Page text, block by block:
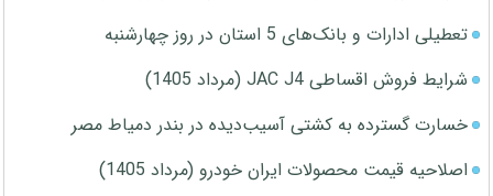
تعطیلی ادارات و بانک‌های 5 استان در روز چهارشنبه
شرایط فروش اقساطی JAC J4 (مرداد 1405)
خسارت گسترده به کشتی آسیب‌دیده در بندر دمیاط مصر
اصلاحیه قیمت محصولات ایران خودرو (مرداد 1405)